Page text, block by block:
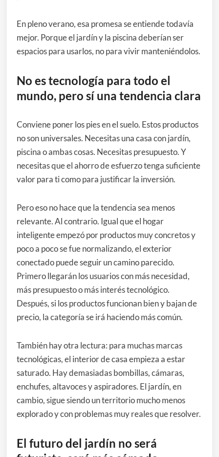
En pleno verano, esa promesa se entiende todavía
mejor. Porque el jardín y la piscina deberían ser
espacios para usarlos, no para vivir manteniéndolos.
No es tecnología para todo el
mundo, pero sí una tendencia clara
Conviene poner los pies en el suelo. Estos productos
no son universales. Necesitas una casa con jardín,
piscina o ambas cosas. Necesitas presupuesto. Y
necesitas que el ahorro de esfuerzo tenga suficiente
valor para ti como para justificar la inversión.
Pero eso no hace que la tendencia sea menos
relevante. Al contrario. Igual que el hogar
inteligente empezó por productos muy concretos y
poco a poco se fue normalizando, el exterior
conectado puede seguir un camino parecido.
Primero llegarán los usuarios con más necesidad,
más presupuesto o más interés tecnológico.
Después, si los productos funcionan bien y bajan de
precio, la categoría se irá haciendo más común.
También hay otra lectura: para muchas marcas
tecnológicas, el interior de casa empieza a estar
saturado. Hay demasiadas bombillas, cámaras,
enchufes, altavoces y aspiradores. El jardín, en
cambio, sigue siendo un territorio mucho menos
explorado y con problemas muy reales que resolver.
El futuro del jardín no será